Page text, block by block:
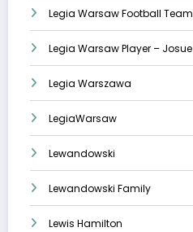
Legia Warsaw Football Team
Legia Warsaw Player – Josue
Legia Warszawa
LegiaWarsaw
Lewandowski
Lewandowski Family
Lewis Hamilton